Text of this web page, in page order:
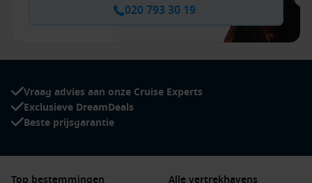
020 793 30 19
Vraag advies aan onze Cruise Experts
Exclusieve DreamDeals
Beste prijsgarantie
Top bestemmingen Alle vertrekhavens